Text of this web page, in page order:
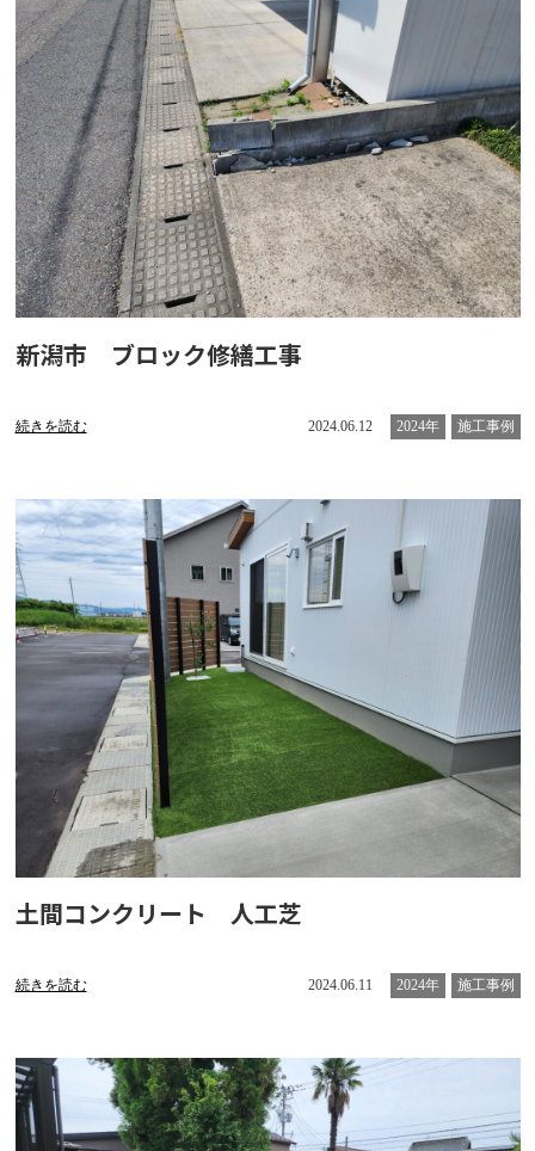
新潟市 ブロック修繕工事
続きを読む 2024.06.12 2024年 施工事例
土間コンクリート 人工芝
続きを読む 2024.06.11 2024年 施工事例